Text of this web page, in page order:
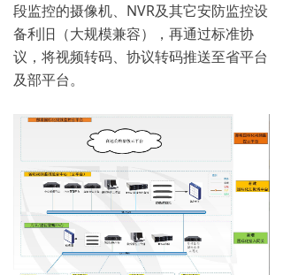
段监控的摄像机、NVR及其它安防监控设
备利旧（大规模兼容），再通过标准协
议，将视频转码、协议转码推送至省平台
及部平台。